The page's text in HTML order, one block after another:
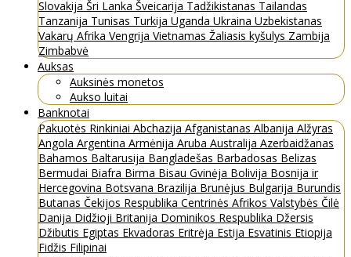
Slovakija Šri Lanka Šveicarija Tadžikistanas Tailandas
Tanzanija Tunisas Turkija Uganda Ukraina Uzbekistanas
Vakarų Afrika Vengrija Vietnamas Žaliasis kyšulys Zambija
Zimbabvė
Auksas
Auksinės monetos
Aukso luitai
Banknotai
Pakuotės Rinkiniai Abchazija Afganistanas Albanija Alžyras
Angola Argentina Armėnija Aruba Australija Azerbaidžanas
Bahamos Baltarusija Bangladešas Barbadosas Belizas
Bermudai Biafra Birma Bisau Gvinėja Bolivija Bosnija ir
Hercegovina Botsvana Brazilija Brunėjus Bulgarija Burundis
Butanas Čekijos Respublika Centrinės Afrikos Valstybės Čilė
Danija Didžioji Britanija Dominikos Respublika Džersis
Džibutis Egiptas Ekvadoras Eritrėja Estija Esvatinis Etiopija
Fidžis Filipinai